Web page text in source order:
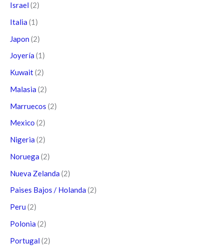
Israel (2)
Italia (1)
Japon (2)
Joyería (1)
Kuwait(2)
Malasia (2)
Marruecos (2)
Mexico (2)
Nigeria (2)
Noruega (2)
Nueva Zelanda (2)
Paises Bajos / Holanda (2)
Peru (2)
Polonia (2)
Portugal (2)